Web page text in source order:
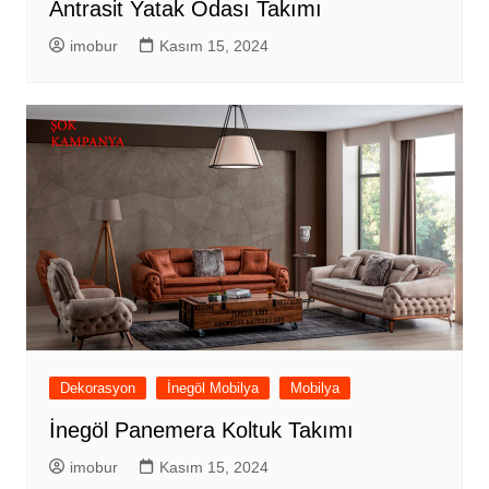
Antrasit Yatak Odası Takımı
imobur Kasım 15, 2024
Dekorasyon İnegöl Mobilya Mobilya
İnegöl Panemera Koltuk Takımı
imobur Kasım 15, 2024